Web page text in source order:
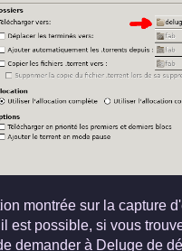
montrée sur la capture
est possible, si vous
demander à Deluge de